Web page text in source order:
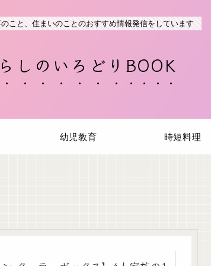
のこと、住まいのことのおすすめ情報発信をしています
しのいろどりBOOK
幼児教育 時短料理